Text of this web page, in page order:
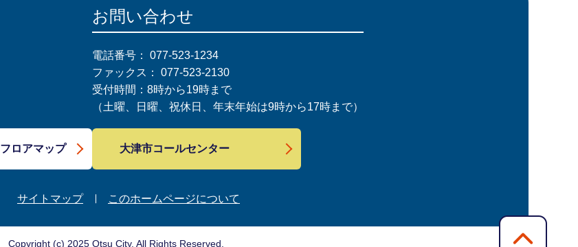
フロアマップ
お問い合わせ
電話番号： 077-523-1234
ファックス： 077-523-2130
受付時間：8時から19時まで
（土曜、日曜、祝休日、年末年始は9時から17時まで）
大津市コールセンター
サイトマップ このホームページについて
Copyright (c) 2025 Otsu City. All Rights Reserved.